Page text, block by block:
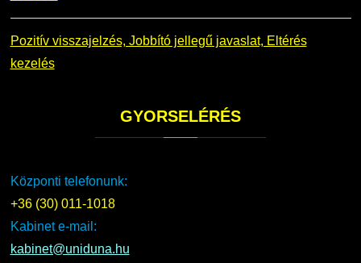
Pozitív visszajelzés, Jobbító jellegű javaslat, Eltérés
kezelés
GYORSELÉRÉS
Központi telefonunk:
+36 (30) 011-1018
Kabinet e-mail:
kabinet@uniduna.hu